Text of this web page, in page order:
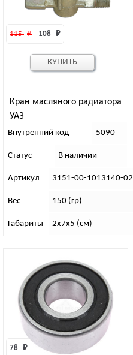
Кран масляного радиатора
УАЗ
115 ₽ 108 ₽
Внутренний код 5090
Статус В наличии
Артикул 3151-00-1013140-02
Вес 150 (гр)
Габариты 2х7х5 (см)
КУПИТЬ
78 ₽